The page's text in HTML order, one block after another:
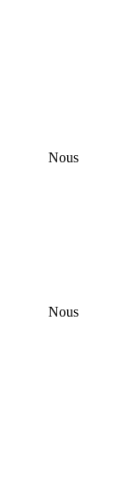
Nous
Nous